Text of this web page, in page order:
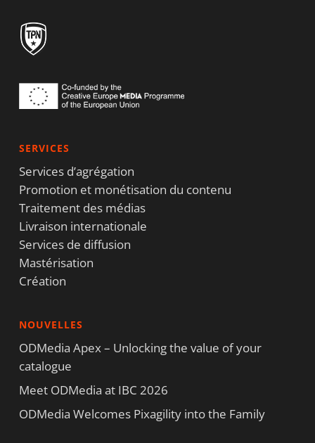
SERVICES
Services d’agrégation
Promotion et monétisation du contenu
Traitement des médias
Livraison internationale
Services de diffusion
Mastérisation
Création
NOUVELLES
ODMedia Apex – Unlocking the value of your
catalogue
Meet ODMedia at IBC 2026
ODMedia Welcomes Pixagility into the Family